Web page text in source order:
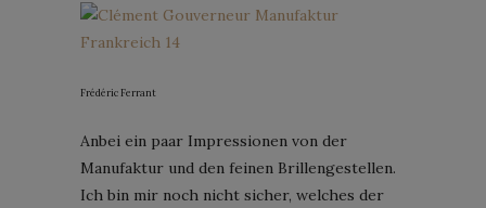
Frédéric Ferrant
Anbei ein paar Impressionen von der
Manufaktur und den feinen Brillengestellen.
Ich bin mir noch nicht sicher, welches der